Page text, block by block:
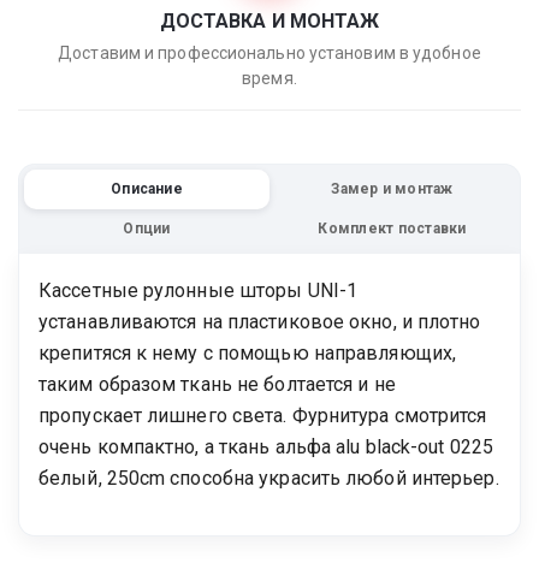
ДОСТАВКА И МОНТАЖ
Доставим и профессионально установим в удобное
время.
Описание Замер и монтаж
Опции Комплект поставки
Кассетные рулонные шторы UNI-1
устанавливаются на пластиковое окно, и плотно
крепитяся к нему с помощью направляющих,
таким образом ткань не болтается и не
пропускает лишнего света. Фурнитура смотрится
очень компактно, а ткань альфа alu black-out 0225
белый, 250cm способна украсить любой интерьер.